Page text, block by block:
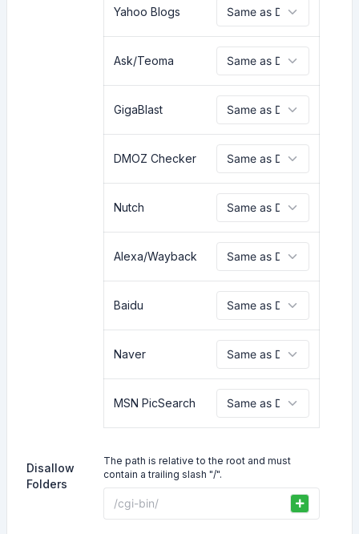
Yahoo Blogs
Ask/Teoma
GigaBlast
DMOZ Checker
Nutch
Alexa/Wayback
Baidu
Naver
MSN PicSearch
Disallow
Folders
The path is relative to the root and must
contain a trailing slash "/".